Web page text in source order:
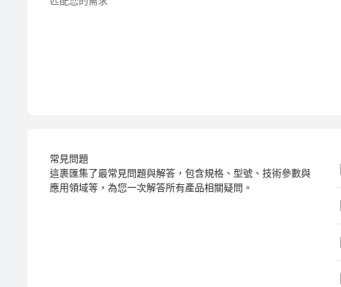
常見問題
這裹匯集了最常見問題與解答，包含規格、型號、技術參數與
應用領域等，為您一次解答所有產品相關疑問。